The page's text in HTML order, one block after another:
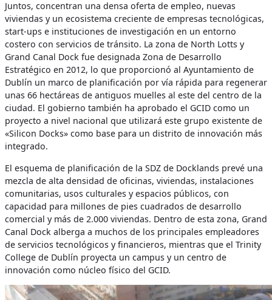
Juntos, concentran una densa oferta de empleo, nuevas
viviendas y un ecosistema creciente de empresas tecnológicas,
start-ups e instituciones de investigación en un entorno
costero con servicios de tránsito. La zona de North Lotts y
Grand Canal Dock fue designada Zona de Desarrollo
Estratégico en 2012, lo que proporcionó al Ayuntamiento de
Dublín un marco de planificación por vía rápida para regenerar
unas 66 hectáreas de antiguos muelles al este del centro de la
ciudad. El gobierno también ha aprobado el GCID como un
proyecto a nivel nacional que utilizará este grupo existente de
«Silicon Docks» como base para un distrito de innovación más
integrado.
El esquema de planificación de la SDZ de Docklands prevé una
mezcla de alta densidad de oficinas, viviendas, instalaciones
comunitarias, usos culturales y espacios públicos, con
capacidad para millones de pies cuadrados de desarrollo
comercial y más de 2.000 viviendas. Dentro de esta zona, Grand
Canal Dock alberga a muchos de los principales empleadores
de servicios tecnológicos y financieros, mientras que el Trinity
College de Dublín proyecta un campus y un centro de
innovación como núcleo físico del GCID.